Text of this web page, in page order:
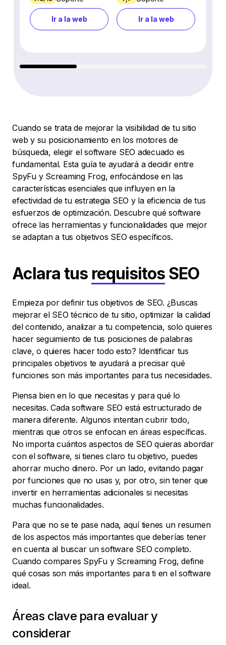
Ir a la web Ir a la web
Cuando se trata de mejorar la visibilidad de tu sitio
web y su posicionamiento en los motores de
búsqueda, elegir el software SEO adecuado es
fundamental. Esta guía te ayudará a decidir entre
SpyFu y Screaming Frog, enfocándose en las
características esenciales que influyen en la
efectividad de tu estrategia SEO y la eficiencia de tus
esfuerzos de optimización. Descubre qué software
ofrece las herramientas y funcionalidades que mejor
se adaptan a tus objetivos SEO específicos.
Aclara tus requisitos SEO
Empieza por definir tus objetivos de SEO. ¿Buscas
mejorar el SEO técnico de tu sitio, optimizar la calidad
del contenido, analizar a tu competencia, solo quieres
hacer seguimiento de tus posiciones de palabras
clave, o quieres hacer todo esto? Identificar tus
principales objetivos te ayudará a precisar qué
funciones son más importantes para tus necesidades.
Piensa bien en lo que necesitas y para qué lo
necesitas. Cada software SEO está estructurado de
manera diferente. Algunos intentan cubrir todo,
mientras que otros se enfocan en áreas específicas.
No importa cuántos aspectos de SEO quieras abordar
con el software, si tienes claro tu objetivo, puedes
ahorrar mucho dinero. Por un lado, evitando pagar
por funciones que no usas y, por otro, sin tener que
invertir en herramientas adicionales si necesitas
muchas funcionalidades.
Para que no se te pase nada, aquí tienes un resumen
de los aspectos más importantes que deberías tener
en cuenta al buscar un software SEO completo.
Cuando compares SpyFu y Screaming Frog, define
qué cosas son más importantes para ti en el software
ideal.
Áreas clave para evaluar y
considerar